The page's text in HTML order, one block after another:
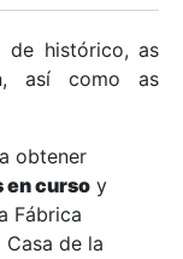
de histórico, as
así como as
obtener
en curso y
Fábrica
de la